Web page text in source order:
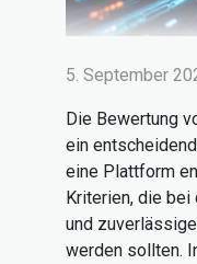
5. September
Die Bewertung
ein
eine Plattform
Kriterien, die
und
werden sollten.